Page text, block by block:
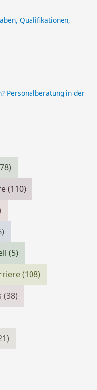
Qualifikationen,
Personalberatung in der
(110)
(5)
(108)
(38)